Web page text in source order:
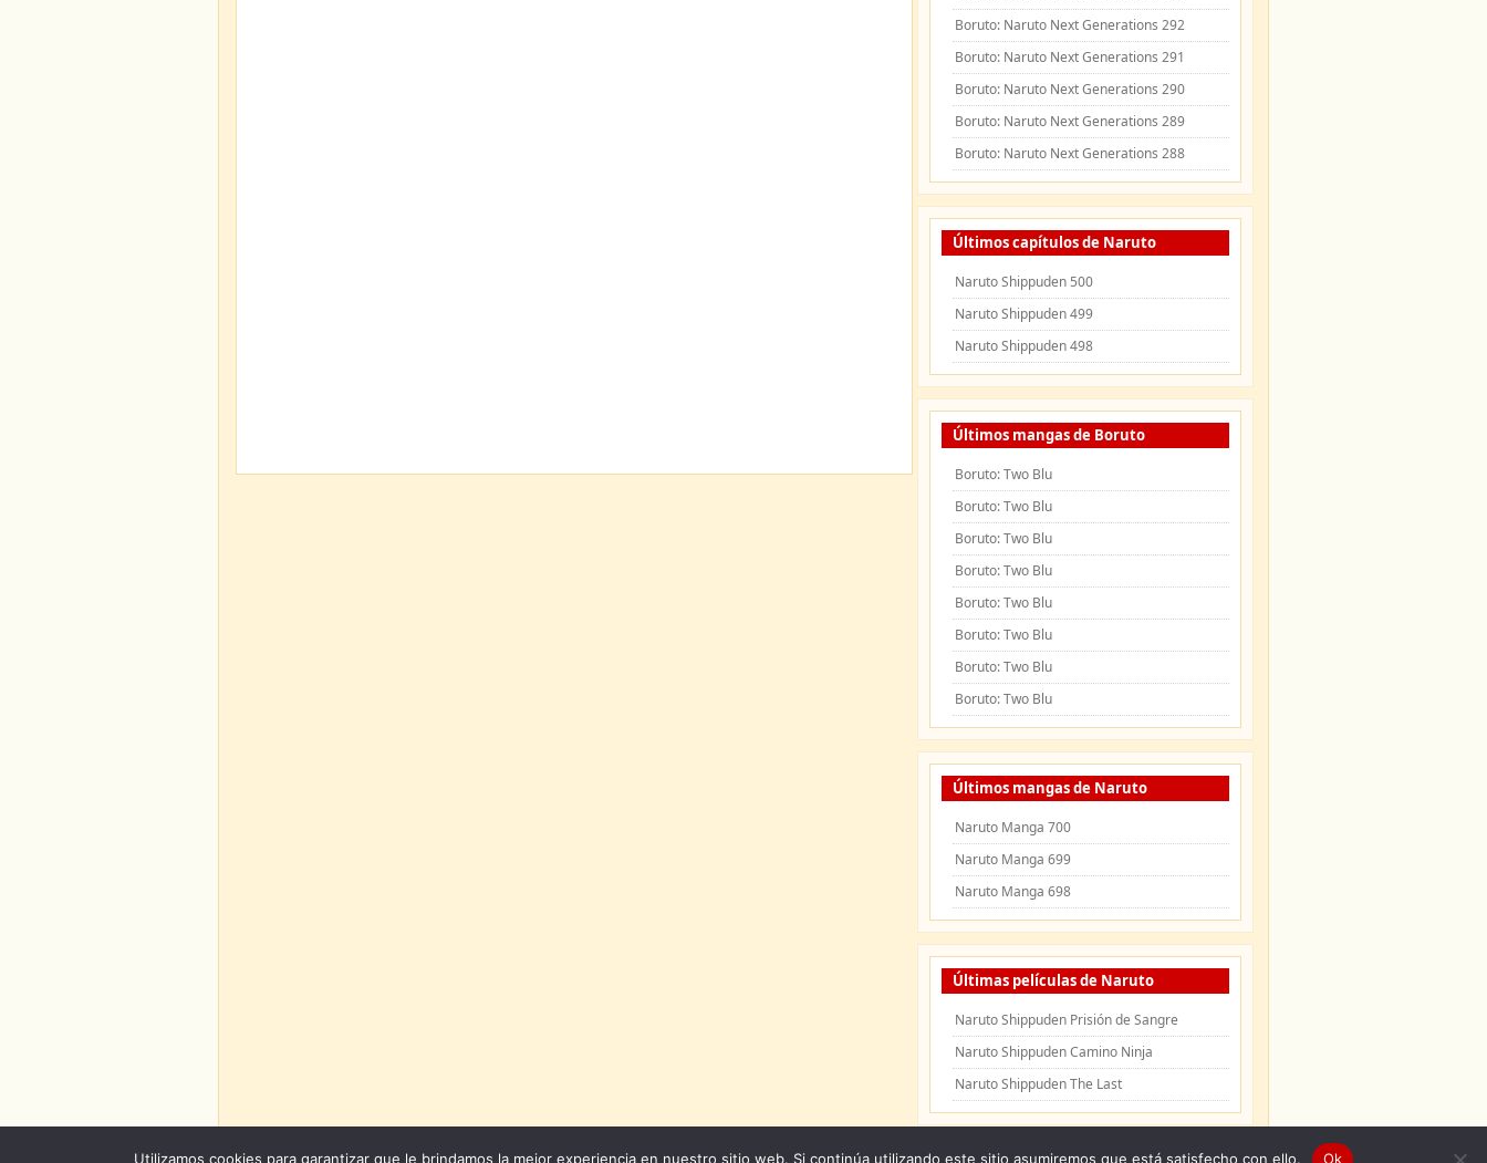
Boruto: Naruto Next Generations 292
Boruto: Naruto Next Generations 291
Boruto: Naruto Next Generations 290
Boruto: Naruto Next Generations 289
Boruto: Naruto Next Generations 288
Últimos capítulos de Naruto
Naruto Shippuden 500
Naruto Shippuden 499
Naruto Shippuden 498
Últimos mangas de Boruto
Boruto: Two Blu
Boruto: Two Blu
Boruto: Two Blu
Boruto: Two Blu
Boruto: Two Blu
Boruto: Two Blu
Boruto: Two Blu
Boruto: Two Blu
Últimos mangas de Naruto
Naruto Manga 700
Naruto Manga 699
Naruto Manga 698
Últimas películas de Naruto
Naruto Shippuden Prisión de Sangre
Naruto Shippuden Camino Ninja
Naruto Shippuden The Last
Utilizamos cookies para garantizar que le brindamos la mejor experiencia en nuestro sitio web. Si continúa utilizando este sitio asumiremos que está satisfecho con ello. Ok